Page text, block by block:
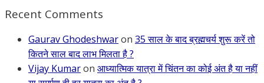
Recent Comments
Gaurav Ghodeshwaron 35 साल के बाद ब्रह्मचर्य शुरू करें तो
कितने साल बाद लाभ मिलता है ?
Vijay Kumaron आध्यात्मिक यात्रा में चिंतन का कोई अंत है या नहीं